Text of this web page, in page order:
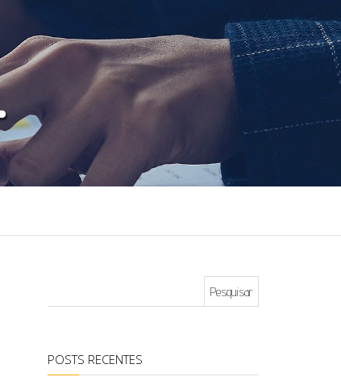
POSTS RECENTES